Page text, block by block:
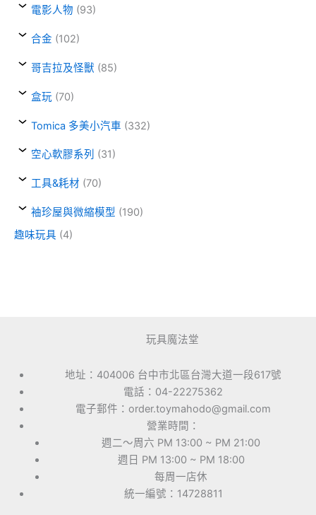
電影人物 (93)
合金 (102)
哥吉拉及怪獸 (85)
盒玩 (70)
Tomica 多美小汽車 (332)
空心軟膠系列 (31)
工具&耗材 (70)
袖珍屋與微縮模型 (190)
趣味玩具 (4)
玩具魔法堂
地址：404006 台中市北區台灣大道一段617號
電話：04-22275362
電子郵件：order.toymahodo@gmail.com
營業時間：
週二～周六 PM 13:00 ~ PM 21:00
週日 PM 13:00 ~ PM 18:00
每周一店休
統一編號：14728811